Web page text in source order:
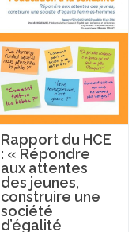
Rapport du HCE
: « Répondre
aux attentes
des jeunes,
construire une
société
d’égalité